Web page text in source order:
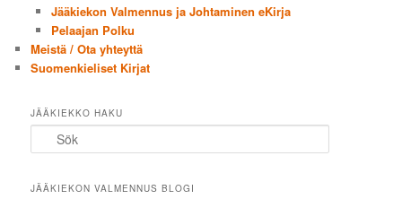
Jääkiekon Valmennus ja Johtaminen eKirja
Pelaajan Polku
Meistä / Ota yhteyttä
Suomenkieliset Kirjat
JÄÄKIEKKO HAKU
JÄÄKIEKON VALMENNUS BLOGI